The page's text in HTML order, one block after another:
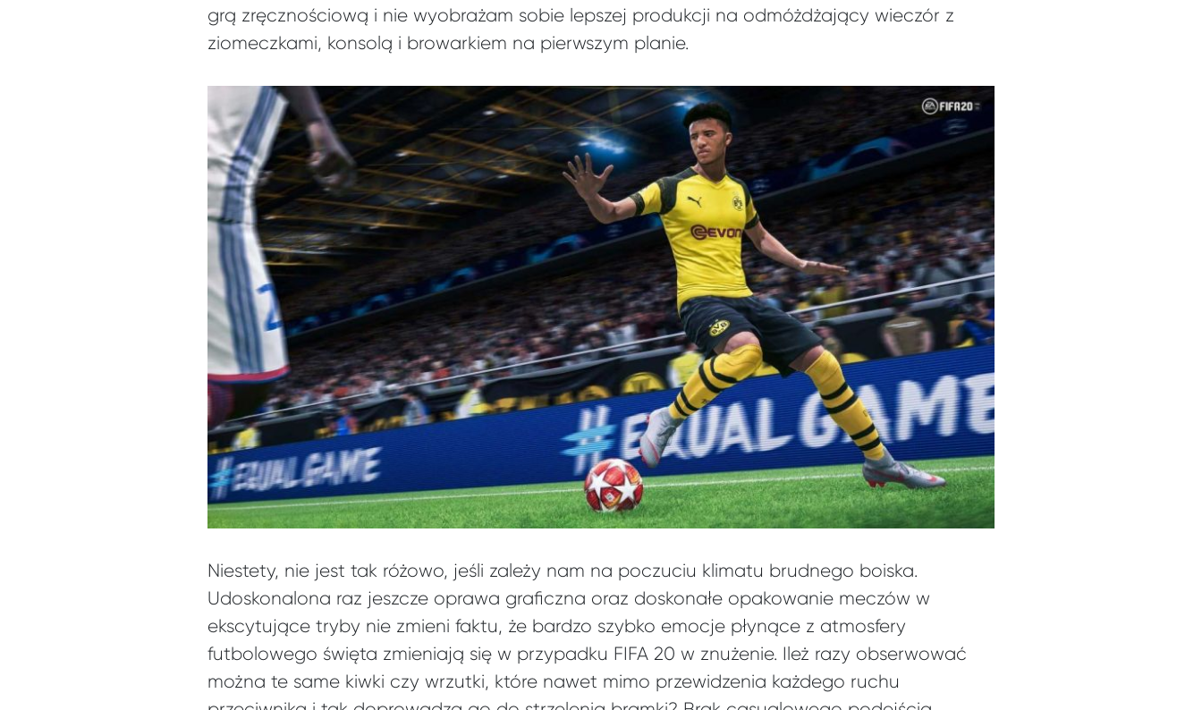
grą zręcznościową i nie wyobrażam sobie lepszej produkcji na odmóżdżający wieczór z
ziomeczkami, konsolą i browarkiem na pierwszym planie.
Niestety, nie jest tak różowo, jeśli zależy nam na poczuciu klimatu brudnego boiska.
Udoskonalona raz jeszcze oprawa graficzna oraz doskonałe opakowanie meczów w
ekscytujące tryby nie zmieni faktu, że bardzo szybko emocje płynące z atmosfery
futbolowego święta zmieniają się w przypadku FIFA 20 w znużenie. Ileż razy obserwować
można te same kiwki czy wrzutki, które nawet mimo przewidzenia każdego ruchu